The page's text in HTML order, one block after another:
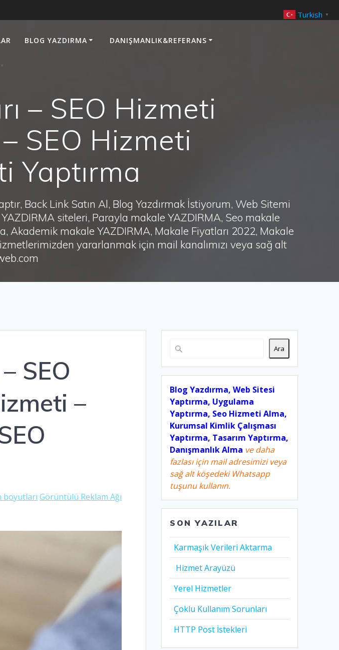
BLOG YAZDIRMA DANIŞMANLIK&REFERANS
▼
– SEO Hizmeti
SEO Hizmeti
Yaptırma
Back Link Satın Al, Blog Yazdırmak İstiyorum, Web Sitemi
siteleri, Parayla makale YAZDIRMA, Seo makale
Akademik makale YAZDIRMA, Makale Fiyatları 2022, Makale
yararlanmak için mail kanalımızı veya sağ alt
SEO
–
boyutları Görüntülü Reklam Ağı
Ara
Blog Yazdırma, Web Sitesi
Yaptırma, Uygulama
Yaptırma, Seo Hizmeti Alma,
Kurumsal Kimlik Çalışması
Yaptırma, Tasarım Yaptırma,
Danışmanlık Alma ve daha
fazlası için mail adresimizi veya
sağ alt köşedeki Whatsapp
tuşunu kullanın.
SON YAZILAR
Karmaşık Verileri Aktarma
Hizmet Arayüzü
Yerel Hizmetler
Çoklu Kullanım Sorunları
HTTP Post İstekleri
Turkish ▼